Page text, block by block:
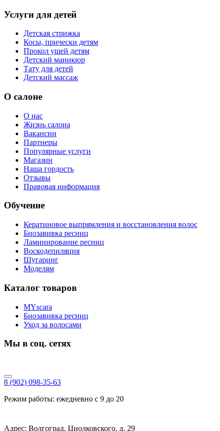
Услуги для детей
Детская стрижка
Косы, прически детям
Прокол ушей детям
Детский маникюр
Тату для детей
Детский массаж
О салоне
О нас
Жизнь салона
Вакансии
Партнеры
Популярные услуги
Магазин
Наша гордость
Отзывы
Правовая информация
Обучение
Кератиновое выпрямления и восстановления волос
Биозавивка ресниц
Ламинирование ресниц
Воскодепиляция
Шугаринг
Моделям
Каталог товаров
MYscara
Биозавивка ресниц
Уход за волосами
Мы в соц. сетях
8 (902) 098-35-63
Режим работы: ежедневно с 9 до 20
Адрес: Волгоград, Циолковского, д. 29